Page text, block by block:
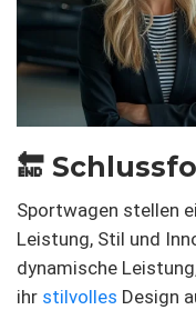
🔚
Sportwagen stellen
Leistung, Stil und
dynamische
ihr stilvolles Design